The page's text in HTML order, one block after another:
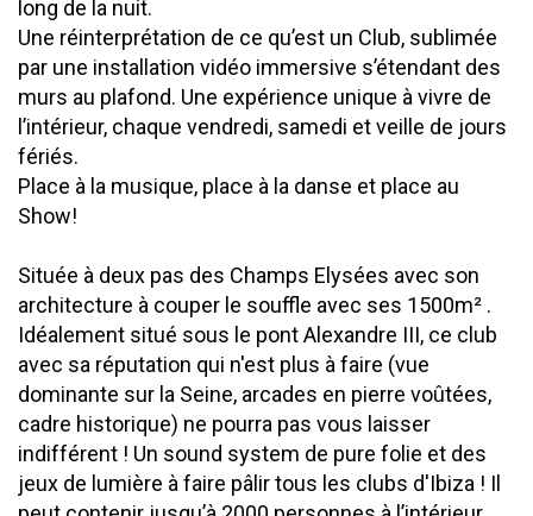
long de la nuit.
Une réinterprétation de ce qu’est un Club, sublimée
par une installation vidéo immersive s’étendant des
murs au plafond. Une expérience unique à vivre de
l’intérieur, chaque vendredi, samedi et veille de jours
fériés.
Place à la musique, place à la danse et place au
Show!
Située à deux pas des Champs Elysées avec son
architecture à couper le souffle avec ses 1500m² .
Idéalement situé sous le pont Alexandre III, ce club
avec sa réputation qui n'est plus à faire (vue
dominante sur la Seine, arcades en pierre voûtées,
cadre historique) ne pourra pas vous laisser
indifférent ! Un sound system de pure folie et des
jeux de lumière à faire pâlir tous les clubs d'Ibiza ! Il